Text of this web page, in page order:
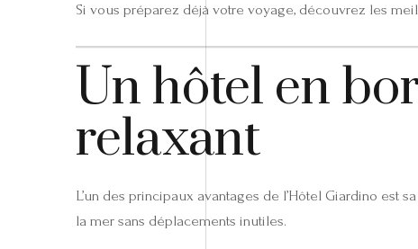
Si vous préparez déjà votre voyage, découvrez les
Un hôtel en
relaxant
L’un des principaux avantages de l’Hôtel Giardino est
la mer sans déplacements inutiles.